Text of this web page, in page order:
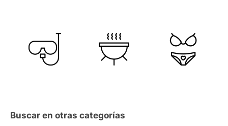
Buscar en otras categorías